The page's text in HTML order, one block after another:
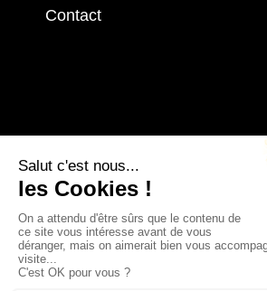
Contact
Contactez-nous